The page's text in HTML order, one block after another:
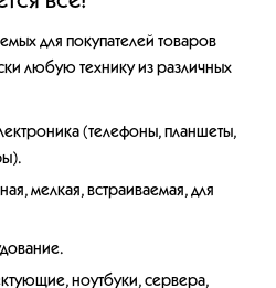
для покупателей товаров
любую технику из различных
(телефоны, планшеты,
мелкая, встраиваемая, для
ноутбуки, сервера,